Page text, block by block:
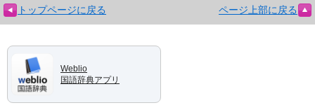
トップページに戻る ページ上部に戻る
Weblio
国語辞典アプリ